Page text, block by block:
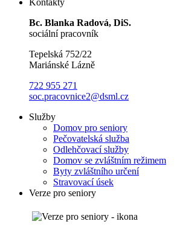
Kontakty
Bc. Blanka Radová, DiS.
sociální pracovník
Tepelská 752/22
Mariánské Lázně
722 955 271
soc.pracovnice2@dsml.cz
Služby
Domov pro seniory
Pečovatelská služba
Odlehčovací služby
Domov se zvláštním režimem
Byty zvláštního určení
Stravovací úsek
Verze pro seniory